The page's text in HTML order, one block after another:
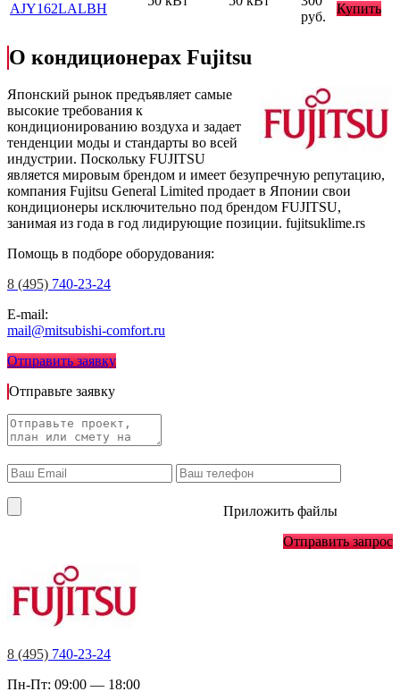
AJY162LALBH
руб.
Купить
О кондиционерах Fujitsu
Японский рынок предъявляет самые
высокие требования к
кондиционированию воздуха и задает
тенденции моды и стандарты во всей
индустрии. Поскольку FUJITSU
является мировым брендом и имеет безупречную репутацию,
компания Fujitsu General Limited продает в Японии свои
кондиционеры исключительно под брендом FUJITSU,
занимая из года в год лидирующие позиции. fujitsuklime.rs
Помощь в подборе оборудования:
8 (495) 740-23-24
E-mail:
mail@mitsubishi-comfort.ru
Отправить заявку
Отправьте заявку
Приложить файлы
Отправить запрос
8 (495) 740-23-24
Пн-Пт: 09:00 — 18:00